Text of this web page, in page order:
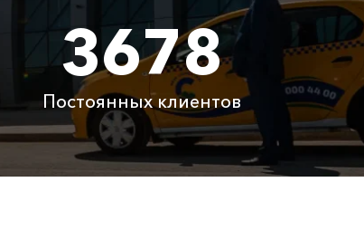
7420 ₽
Бесплатно
Бесплатно
3678
Постоянных клиентов